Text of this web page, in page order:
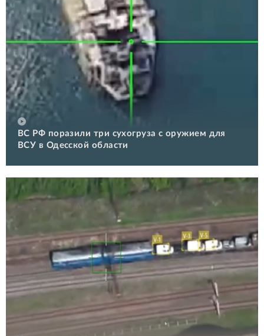
ВС РФ поразили три сухогруза с оружием для
ВСУ в Одесской области